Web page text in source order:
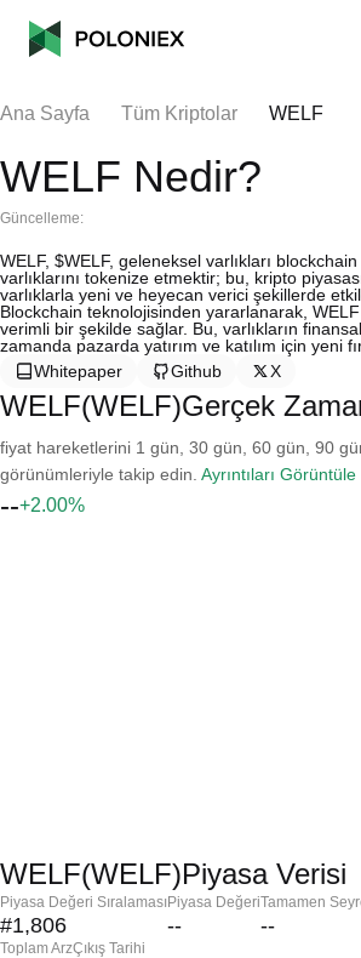
Ana Sayfa Tüm Kriptolar WELF
WELF Nedir?
Güncelleme:
WELF, $WELF, geleneksel varlıkları
varlıklarını tokenize etmektir; bu, kripto
varlıklarla yeni ve heyecan verici şekillerde
Blockchain teknolojisinden yararlanarak, WELF
verimli bir şekilde sağlar. Bu, varlıkların
zamanda pazarda yatırım ve katılım için yeni
Whitepaper
Github X
WELF(WELF)Gerçek
fiyat hareketlerini 1 gün, 30 gün, 60 gün, 90
görünümleriyle takip edin. Ayrıntıları Görüntüle
--+2.00%
WELF(WELF)Piyasa Verisi
Piyasa Değeri Sıralaması
#1,806
Piyasa Değeri
--
Tamamen
--
Toplam ArzÇıkış Tarihi